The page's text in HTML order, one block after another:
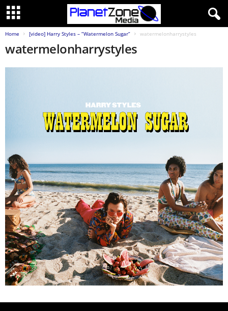
Home [video] Harry Styles – “Watermelon Sugar” watermelonharrystyles
watermelonharrystyles